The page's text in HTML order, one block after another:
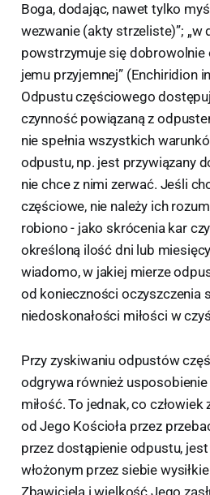
Boga, dodając, nawet tylko
wezwanie (akty strzeliste)”; „w
powstrzymuje się dobrowolnie
jemu przyjemnej” (Enchiridion
Odpustu częściowego
czynność powiązaną z
nie spełnia wszystkich
odpustu, np. jest przywiązany
nie chce z nimi zerwać. Jeśli
częściowe, nie należy ich
robiono - jako skrócenia kar
określoną ilość dni lub
wiadomo, w jakiej mierze
od konieczności oczyszczenia
niedoskonałości miłości w
Przy zyskiwaniu odpustów
odgrywa również usposobienie
miłość. To jednak, co
od Jego Kościoła przez
przez dostąpienie odpustu,
włożonym przez siebie